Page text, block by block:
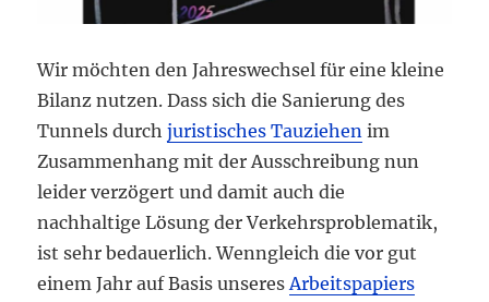
Wir möchten den Jahreswechsel für eine kleine
Bilanz nutzen. Dass sich die Sanierung des
Tunnels durchjuristisches Tauziehen im
Zusammenhang mit der Ausschreibung nun
leider verzögert und damit auch die
nachhaltige Lösung der Verkehrsproblematik,
ist sehr bedauerlich. Wenngleich die vor gut
einem Jahr auf Basis unseresArbeitspapiers